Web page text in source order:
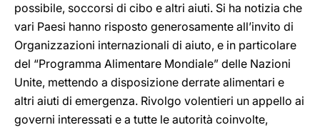
possibile, soccorsi di cibo e altri aiuti. Si ha notizia che
vari Paesi hanno risposto generosamente all’invito di
Organizzazioni internazionali di aiuto, e in particolare
del “Programma Alimentare Mondiale” delle Nazioni
Unite, mettendo a disposizione derrate alimentari e
altri aiuti di emergenza. Rivolgo volentieri un appello ai
governi interessati e a tutte le autorità coinvolte,